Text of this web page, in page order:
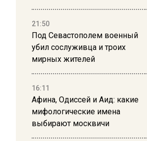
21:50
Под Севастополем военный
убил сослуживца и троих
мирных жителей
16:11
Афина, Одиссей и Аид: какие
мифологические имена
выбирают москвичи